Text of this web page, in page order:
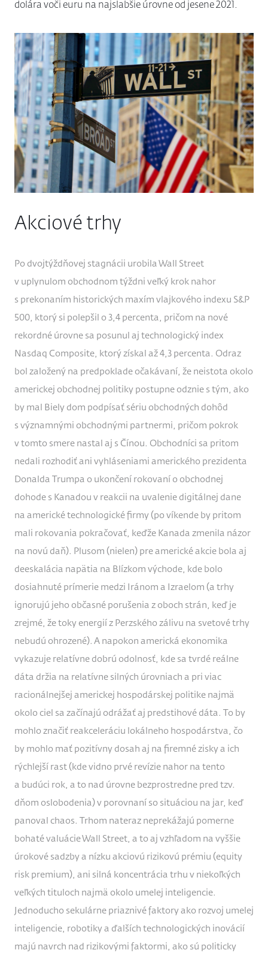
dolára voči euru na najslabšie úrovne od jesene 2021.
Akciové trhy
Po dvojtýždňovej stagnácii urobila Wall Street
v uplynulom obchodnom týždni veľký krok nahor
s prekonaním historických maxím vlajkového indexu S&P
500, ktorý si polepšil o 3,4 percenta, pričom na nové
rekordné úrovne sa posunul aj technologický index
Nasdaq Composite, ktorý získal až 4,3 percenta. Odraz
bol založený na predpoklade očakávaní, že neistota okolo
americkej obchodnej politiky postupne odznie s tým, ako
by mal Biely dom podpísať sériu obchodných dohôd
s významnými obchodnými partnermi, pričom pokrok
v tomto smere nastal aj s Čínou. Obchodníci sa pritom
nedali rozhodiť ani vyhláseniami amerického prezidenta
Donalda Trumpa o ukončení rokovaní o obchodnej
dohode s Kanadou v reakcii na uvalenie digitálnej dane
na americké technologické firmy (po víkende by pritom
mali rokovania pokračovať, keďže Kanada zmenila názor
na novú daň). Plusom (nielen) pre americké akcie bola aj
deeskalácia napätia na Blízkom východe, kde bolo
dosiahnuté prímerie medzi Iránom a Izraelom (a trhy
ignorujú jeho občasné porušenia z oboch strán, keď je
zrejmé, že toky energií z Perzského zálivu na svetové trhy
nebudú ohrozené). A napokon americká ekonomika
vykazuje relatívne dobrú odolnosť, kde sa tvrdé reálne
dáta držia na relatívne silných úrovniach a pri viac
racionálnejšej americkej hospodárskej politike najmä
okolo ciel sa začínajú odrážať aj predstihové dáta. To by
mohlo značiť reakceleráciu lokálneho hospodárstva, čo
by mohlo mať pozitívny dosah aj na firemné zisky a ich
rýchlejší rast (kde vidno prvé revízie nahor na tento
a budúci rok, a to nad úrovne bezprostredne pred tzv.
dňom oslobodenia) v porovnaní so situáciou na jar, keď
panoval chaos. Trhom nateraz neprekážajú pomerne
bohaté valuácie Wall Street, a to aj vzhľadom na vyššie
úrokové sadzby a nízku akciovú rizikovú prémiu (equity
risk premium), ani silná koncentrácia trhu v niekoľkých
veľkých tituloch najmä okolo umelej inteligencie.
Jednoducho sekulárne priaznivé faktory ako rozvoj umelej
inteligencie, robotiky a ďalších technologických inovácií
majú navrch nad rizikovými faktormi, ako sú politicky